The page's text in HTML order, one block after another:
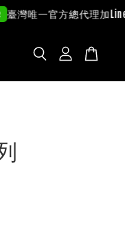
唯一官方總代理加Line咨